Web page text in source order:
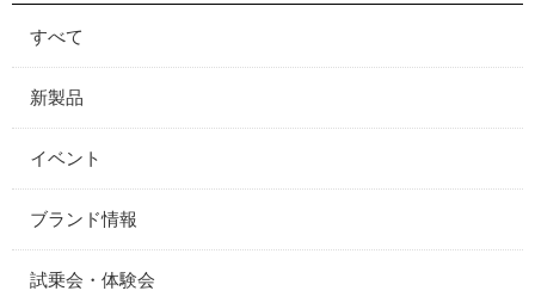
すべて
新製品
イベント
ブランド情報
試乗会・体験会